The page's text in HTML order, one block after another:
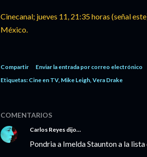
Cinecanal; jueves 11, 21:35 horas (señal
México.
Compartir
Enviar la entrada por correo electrónico
Etiquetas: Cine en TV Mike Leigh Vera Drake
COMENTARIOS
Carlos Reyes dijo…
Pondria a Imelda Staunton a la